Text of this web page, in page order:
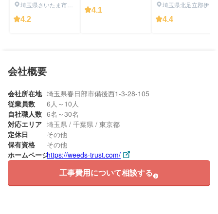
埼玉県さいたま市西
4.2
4.1
埼玉県北足立郡伊奈
4.4
会社概要
会社所在地 埼玉県春日部市備後西1-3-28-105
従業員数
6人～10人
自社職人数 6名～30名
対応エリア 埼玉県 / 千葉県 / 東京都
定休日
その他
保有資格
その他
ホームページhttps://weeds-trust.com/
工事費用について相談する